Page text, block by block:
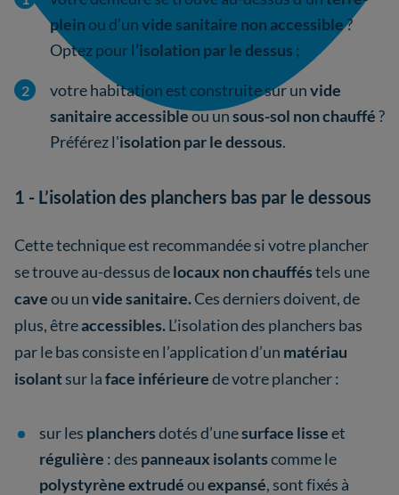
plein ou d’unvide sanitaire non accessible?
Optez pour l’isolation par le dessus ;
votre habitation est construite sur unvide
sanitaire accessibleou unsous-sol non chauffé?
Préférez l'isolation par le dessous.
1 - L’isolation des planchers bas par le dessous
Cette technique est recommandée si votre plancher
se trouve au-dessus delocaux non chaufféstels une
caveou unvide sanitaire.Ces derniers doivent, de
plus, êtreaccessibles.L’isolation des planchers bas
par le bas consiste en l’application d’un matériau
isolantsur laface inférieurede votre plancher :
sur les planchersdotés d’unesurface lisseet
régulière : des panneaux isolantscomme le
polystyrène extrudéouexpansé, sont fixés à